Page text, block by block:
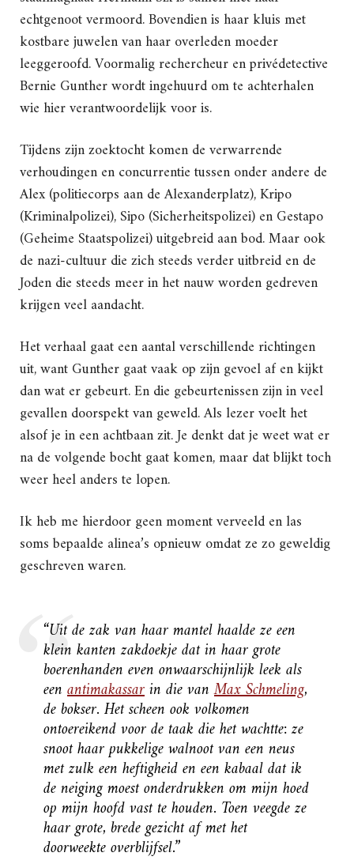
echtgenoot vermoord. Bovendien is haar kluis met
kostbare juwelen van haar overleden moeder
leeggeroofd. Voormalig rechercheur en privédetective
Bernie Gunther wordt ingehuurd om te achterhalen
wie hier verantwoordelijk voor is.
Tijdens zijn zoektocht komen de verwarrende
verhoudingen en concurrentie tussen onder andere de
Alex (politiecorps aan de Alexanderplatz), Kripo
(Kriminalpolizei), Sipo (Sicherheitspolizei) en Gestapo
(Geheime Staatspolizei) uitgebreid aan bod. Maar ook
de nazi-cultuur die zich steeds verder uitbreid en de
Joden die steeds meer in het nauw worden gedreven
krijgen veel aandacht.
Het verhaal gaat een aantal verschillende richtingen
uit, want Gunther gaat vaak op zijn gevoel af en kijkt
dan wat er gebeurt. En die gebeurtenissen zijn in veel
gevallen doorspekt van geweld. Als lezer voelt het
alsof je in een achtbaan zit. Je denkt dat je weet wat er
na de volgende bocht gaat komen, maar dat blijkt toch
weer heel anders te lopen.
Ik heb me hierdoor geen moment verveeld en las
soms bepaalde alinea’s opnieuw omdat ze zo geweldig
geschreven waren.
“Uit de zak van haar mantel haalde ze een
klein kanten zakdoekje dat in haar grote
boerenhanden even onwaarschijnlijk leek als
een antimakassarin die vanMax Schmeling,
de bokser. Het scheen ook volkomen
ontoereikend voor de taak die het wachtte: ze
snoot haar pukkelige walnoot van een neus
met zulk een heftigheid en een kabaal dat ik
de neiging moest onderdrukken om mijn hoed
op mijn hoofd vast te houden. Toen veegde ze
haar grote, brede gezicht af met het
doorweekte overblijfsel.”